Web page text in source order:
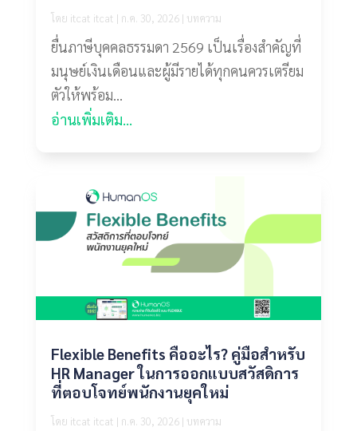
โดย itcat itcat | ก.ค. 30, 2026| บทความ
ยื่นภาษีบุคคลธรรมดา 2569 เป็นเรื่องสำคัญที่
มนุษย์เงินเดือนและผู้มีรายได้ทุกคนควรเตรียม
ตัวให้พร้อม...
อ่านเพิ่มเติม...
Flexible Benefits คืออะไร? คู่มือสำหรับ
HR Manager ในการออกแบบสวัสดิการ
ที่ตอบโจทย์พนักงานยุคใหม่
โดย itcat itcat | ก.ค. 30, 2026| บทความ